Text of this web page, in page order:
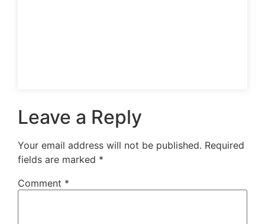
Leave a Reply
Your email address will not be published. Required
fields are marked *
Comment *